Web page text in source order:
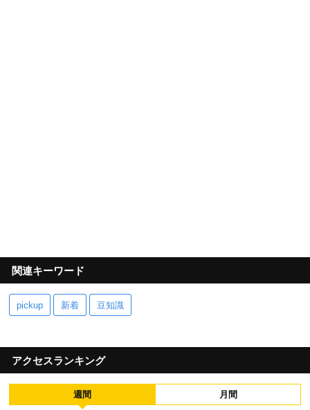
関連キーワード
pickup 新着 豆知識
アクセスランキング
週間 月間